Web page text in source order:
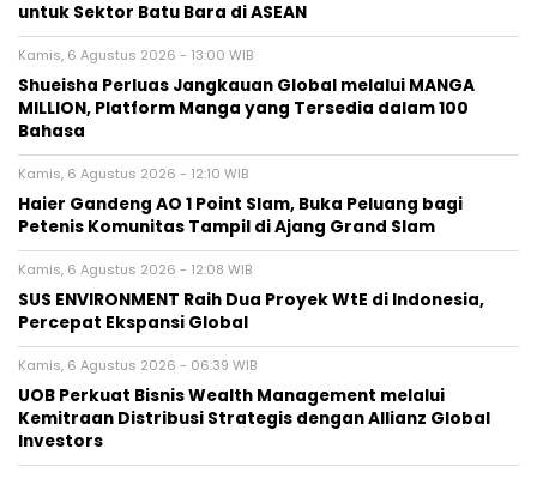
untuk Sektor Batu Bara di ASEAN
Kamis, 6 Agustus 2026 - 13:00 WIB
Shueisha Perluas Jangkauan Global melalui MANGA
MILLION, Platform Manga yang Tersedia dalam 100
Bahasa
Kamis, 6 Agustus 2026 - 12:10 WIB
Haier Gandeng AO 1 Point Slam, Buka Peluang bagi
Petenis Komunitas Tampil di Ajang Grand Slam
Kamis, 6 Agustus 2026 - 12:08 WIB
SUS ENVIRONMENT Raih Dua Proyek WtE di Indonesia,
Percepat Ekspansi Global
Kamis, 6 Agustus 2026 - 06:39 WIB
UOB Perkuat Bisnis Wealth Management melalui
Kemitraan Distribusi Strategis dengan Allianz Global
Investors